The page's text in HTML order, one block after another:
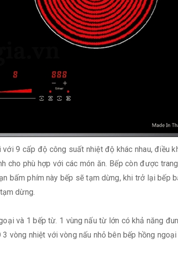
9 cấp độ công suất nhiệt độ khác nhau, điều
phù hợp với các món ăn. Bếp còn được
bấm phím này bếp sẽ tạm dừng, khi trở lại bếp
dừng.
và 1 bếp từ. 1 vùng nấu từ lớn có khả năng
vòng nhiệt với vòng nấu nhỏ bên bếp hồng